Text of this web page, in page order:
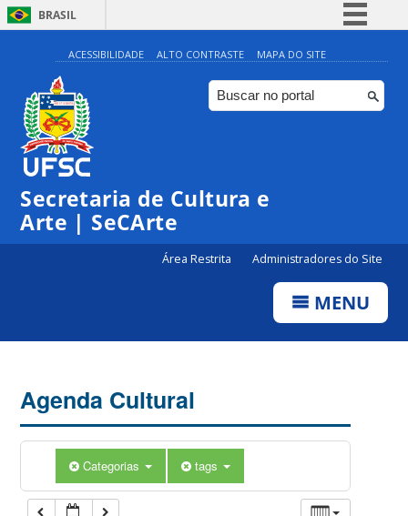
BRASIL
Simplifique!
Comunica BR
Participe
ACESSIBILIDADE ALTO CONTRASTE MAPA DO SITE
Secretaria de Cultura e
Arte | SeCArte
Área Restrita Administradores do Site
MENU
Agenda Cultural
Categorias tags
0:00
1:00
5:00